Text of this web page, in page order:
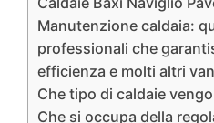
Manutenzione caldaia:
professionali che
efficienza e molti altri
Che tipo di caldaie
Che si occupa della